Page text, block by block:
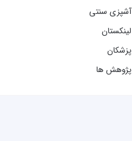
آشپزی سنتی
لینکستان
پزشکان
پژوهش ها